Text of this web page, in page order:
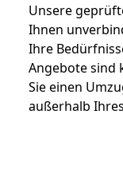
Unsere
Ihnen
Ihre
Angebote sind
Sie einen
außerhalb